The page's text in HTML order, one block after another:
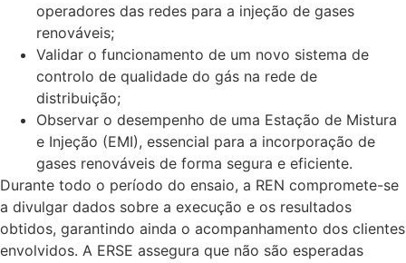
operadores das redes para a injeção de gases
renováveis;
Validar o funcionamento de um novo sistema de
controlo de qualidade do gás na rede de
distribuição;
Observar o desempenho de uma Estação de Mistura
e Injeção (EMI), essencial para a incorporação de
gases renováveis de forma segura e eficiente.
Durante todo o período do ensaio, a REN compromete-se
a divulgar dados sobre a execução e os resultados
obtidos, garantindo ainda o acompanhamento dos clientes
envolvidos. A ERSE assegura que não são esperadas